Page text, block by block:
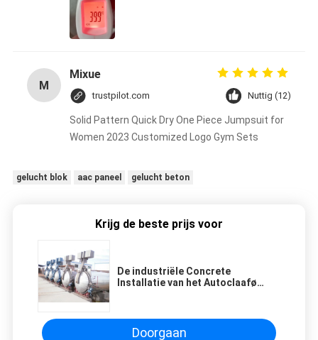
M
Mixue
trustpilot.com Nuttig (12)
Solid Pattern Quick Dry One Piece Jumpsuit for
Women 2023 Customized Logo Gym Sets
gelucht blok aac paneel gelucht beton
Krijg de beste prijs voor
De industriële Concrete
Installatie van het Autoclaafø
Doorgaan